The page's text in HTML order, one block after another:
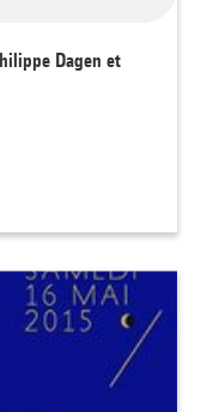
Dagen et